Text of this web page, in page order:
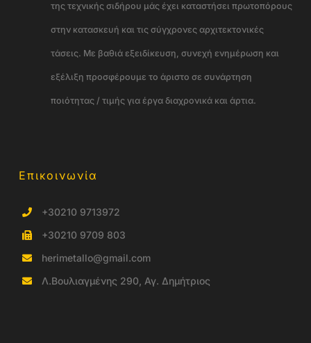
της τεχνικής σιδήρου μάς έχει καταστήσει πρωτοπόρους
στην κατασκευή και τις σύγχρονες αρχιτεκτονικές
τάσεις. Με βαθιά εξειδίκευση, συνεχή ενημέρωση και
εξέλιξη προσφέρουμε το άριστο σε συνάρτηση
ποιότητας / τιμής για έργα διαχρονικά και άρτια.
Επικοινωνία
+30210 9713972
+30210 9709 803
herimetallo@gmail.com
Λ.Βουλιαγμένης 290, Αγ. Δημήτριος